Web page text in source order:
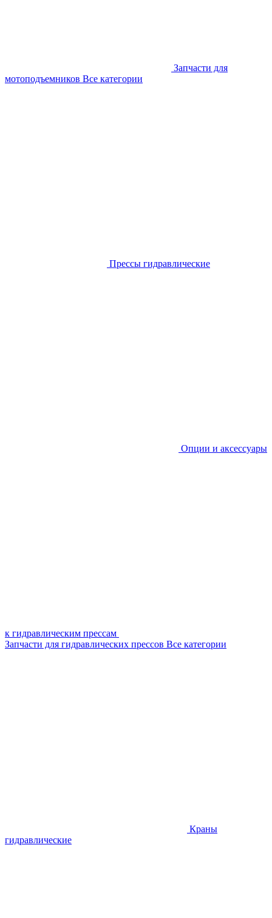
Запчасти для
мотоподъемников Все категории
Прессы гидравлические
Опции и аксессуары
к гидравлическим прессам
Запчасти для гидравлических прессов Все категории
Краны
гидравлические